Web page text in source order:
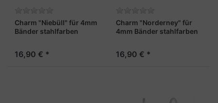
Charm "Niebüll" für 4mm
Bänder stahlfarben
16,90 € *
Charm "Norderney" für
4mm Bänder stahlfarben
16,90 € *